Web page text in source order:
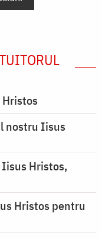
nostru Iisus
Hristos,
Hristos pentru